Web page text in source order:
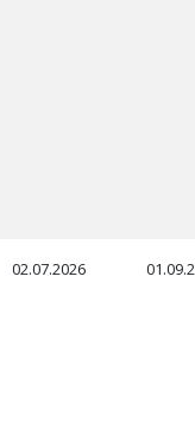
02.07.2026